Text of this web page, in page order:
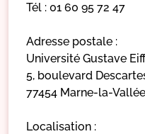
Tél : 01 60 95 72 47
Adresse postale :
Université Gustave
5, boulevard
77454 Marne-la-
Localisation :